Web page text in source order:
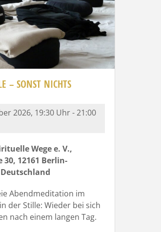
– SONST NICHTS
2026, 19:30 Uhr - 21:00
Wege e. V.,
12161 Berlin-
Abendmeditation im
der Stille: Wieder bei sich
nach einem langen Tag.